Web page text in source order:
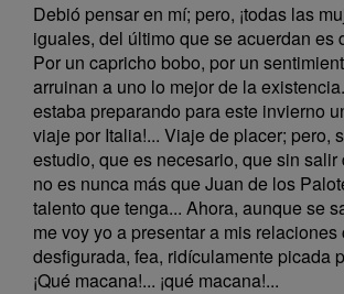
Debió pensar en mí; pero, ¡todas las
iguales, del último que se acuerdan es
Por un capricho bobo, por un
arruinan a uno lo mejor de la
estaba preparando para este invierno
viaje por Italia!... Viaje de placer; pero,
estudio, que es necesario, que sin salir
no es nunca más que Juan de los
talento que tenga... Ahora, aunque se
me voy yo a presentar a mis
desfigurada, fea, ridículamente picada
¡Qué macana!... ¡qué macana!...